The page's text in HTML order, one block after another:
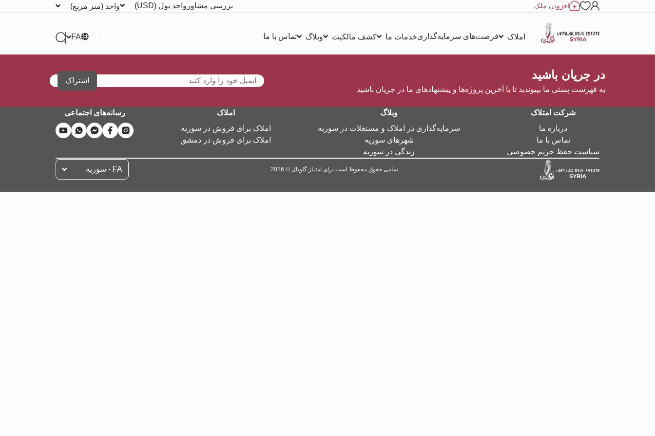
افزودن ملک بررسی مشاور واحد پول (USD) واحد (متر مربع)
املاک فرصت‌های سرمایه‌گذاریخدمات ما کشف مالکیت وبلاگ تماس با ما FA
در جریان باشید
به فهرست پستی ما بپیوندید تا با آخرین پروژه‌ها و پیشنهادهای ما در جریان باشید
اشتراک
شرکت امتلاک
درباره ما
تماس با ما
سیاست حفظ حریم خصوصی
وبلاگ
سرمایه‌گذاری در املاک و مستغلات در سوریه
شهرهای سوریه
زندگی در سوریه
املاک
املاک برای فروش در سوریه
املاک برای فروش در دمشق
رسانه‌های اجتماعی
تمامی حقوق محفوظ است برای امتیاز گلوبال © 2026 FA - سوریه